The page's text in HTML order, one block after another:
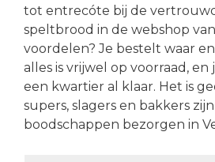
tot entrecóte bij de
speltbrood in de webshop
voordelen? Je bestelt waar
alles is vrijwel op voorraad, en
een kwartier al klaar. Het is
supers, slagers en bakkers
boodschappen bezorgen in